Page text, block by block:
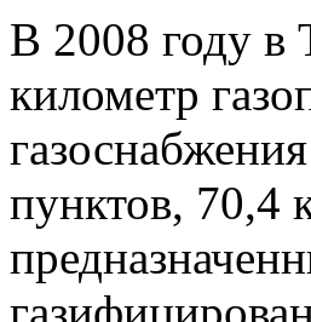
В 2008 году в
километр
пунктов, 70,4